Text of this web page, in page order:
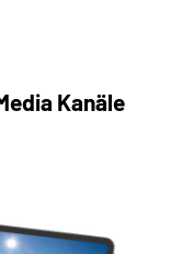
Kanäle